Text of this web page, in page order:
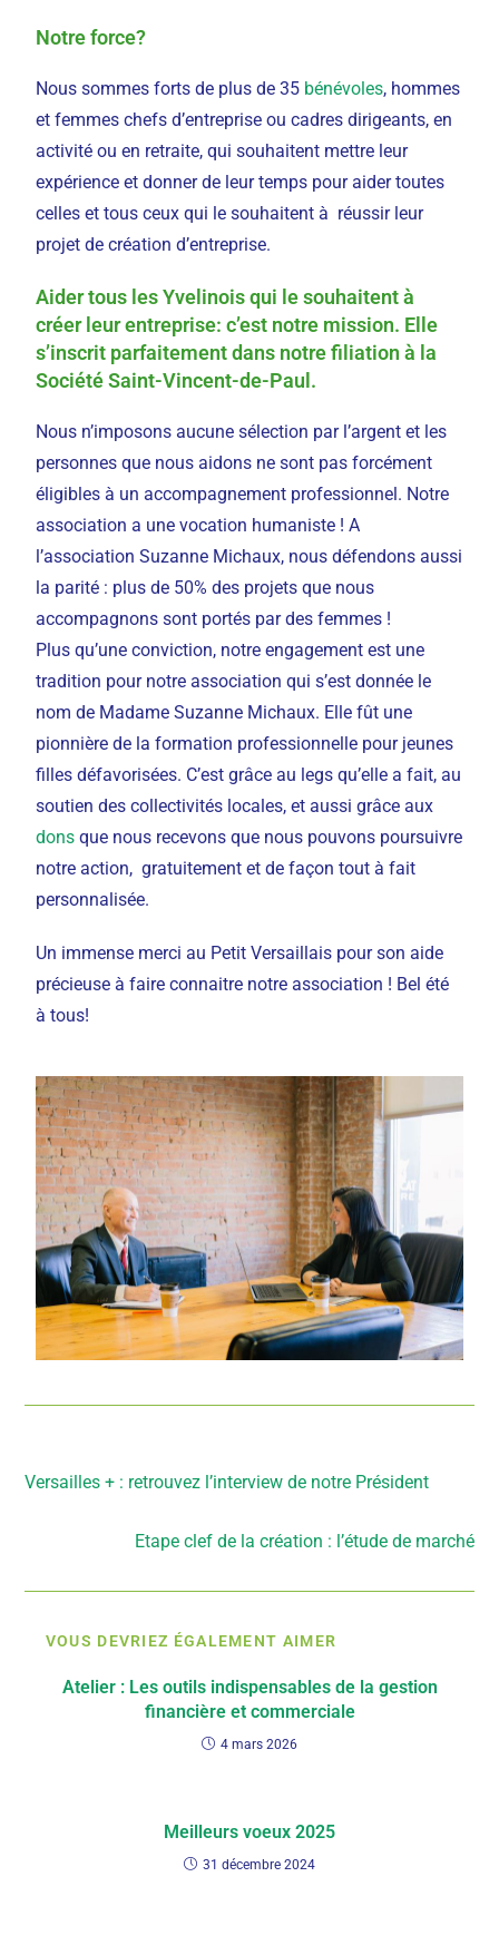
Notre force?
Nous sommes forts de plus de 35 bénévoles, hommes
et femmes chefs d’entreprise ou cadres dirigeants, en
activité ou en retraite, qui souhaitent mettre leur
expérience et donner de leur temps pour aider toutes
celles et tous ceux qui le souhaitent à réussir leur
projet de création d’entreprise.
Aider tous les Yvelinois qui le souhaitent à
créer leur entreprise: c’est notre mission. Elle
s’inscrit parfaitement dans notre filiation à la
Société Saint-Vincent-de-Paul.
Nous n’imposons aucune sélection par l’argent et les
personnes que nous aidons ne sont pas forcément
éligibles à un accompagnement professionnel. Notre
association a une vocation humaniste ! A
l’association Suzanne Michaux, nous défendons aussi
la parité : plus de 50% des projets que nous
accompagnons sont portés par des femmes !
Plus qu’une conviction, notre engagement est une
tradition pour notre association qui s’est donnée le
nom de Madame Suzanne Michaux. Elle fût une
pionnière de la formation professionnelle pour jeunes
filles défavorisées. C’est grâce au legs qu’elle a fait, au
soutien des collectivités locales, et aussi grâce aux
dons que nous recevons que nous pouvons poursuivre
notre action, gratuitement et de façon tout à fait
personnalisée.
Un immense merci au Petit Versaillais pour son aide
précieuse à faire connaitre notre association ! Bel été
à tous!
Versailles + : retrouvez l’interview de notre Président
Etape clef de la création : l’étude de marché
VOUS DEVRIEZ ÉGALEMENT AIMER
Atelier : Les outils indispensables de la gestion
financière et commerciale
4 mars 2026
Meilleurs voeux 2025
31 décembre 2024